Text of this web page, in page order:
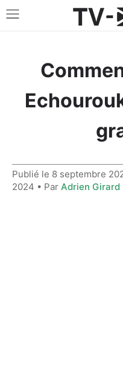
Publié le 8 septembre
2024 • Par Adrien Girard